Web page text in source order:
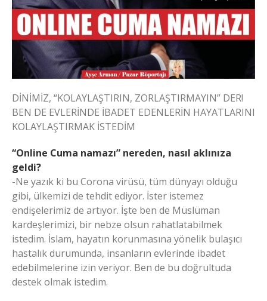
DİNİMİZ, “KOLAYLAŞTIRIN, ZORLAŞTIRMAYIN” DER!
BEN DE EVLERİNDE İBADET EDENLERİN HAYATLARINI
KOLAYLAŞTIRMAK İSTEDİM
“Online Cuma namazı” nereden, nasıl aklınıza
geldi?
-Ne yazık ki bu Corona virüsü, tüm dünyayı olduğu
gibi, ülkemizi de tehdit ediyor. İster istemez
endişelerimiz de artıyor. İşte ben de Müslüman
kardeşlerimizi, bir nebze olsun rahatlatabilmek
istedim. İslam, hayatın korunmasına yönelik bulaşıcı
hastalık durumunda, insanların evlerinde ibadet
edebilmelerine izin veriyor. Ben de bu doğrultuda
destek olmak istedim.